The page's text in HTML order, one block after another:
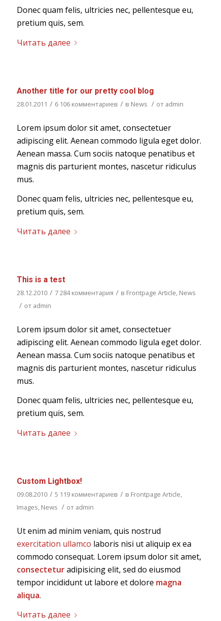
Donec quam felis, ultricies nec, pellentesque eu,
pretium quis, sem.
Читать далее
Another title for our pretty cool blog
28.01.2011 / 6 106 комментариев / в News / от admin
Lorem ipsum dolor sit amet, consectetuer
adipiscing elit. Aenean commodo ligula eget dolor.
Aenean massa. Cum sociis natoque penatibus et
magnis dis parturient montes, nascetur ridiculus
mus.
Donec quam felis, ultricies nec, pellentesque eu,
pretium quis, sem.
Читать далее
This is a test
28.12.2010 / 7 284 комментария / в Frontpage Article, News
/ от admin
Lorem ipsum dolor sit amet, consectetuer
adipiscing elit. Aenean commodo ligula eget dolor.
Aenean massa. Cum sociis natoque penatibus et
magnis dis parturient montes, nascetur ridiculus
mus.
Donec quam felis, ultricies nec, pellentesque eu,
pretium quis, sem.
Читать далее
Custom Lightbox!
09.08.2010 / 5 119 комментариев / в Frontpage Article,
Images, News / от admin
Ut enim ad minim veniam, quis nostrud
exercitation ullamco laboris nisi ut aliquip ex ea
commodo consequat. Lorem ipsum dolor sit amet,
consecteturadipisicing elit, sed do eiusmod
tempor incididunt ut labore et dolore magna
aliqua.
Читать далее